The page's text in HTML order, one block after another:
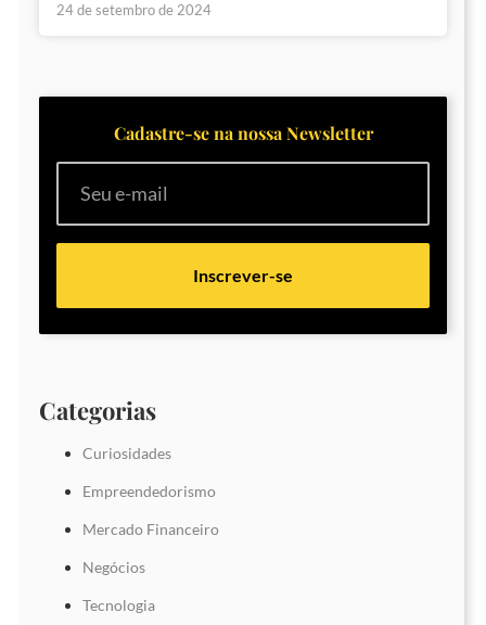
24 de setembro de 2024
Cadastre-se na nossa Newsletter
Inscrever-se
Categorias
Curiosidades
Empreendedorismo
Mercado Financeiro
Negócios
Tecnologia